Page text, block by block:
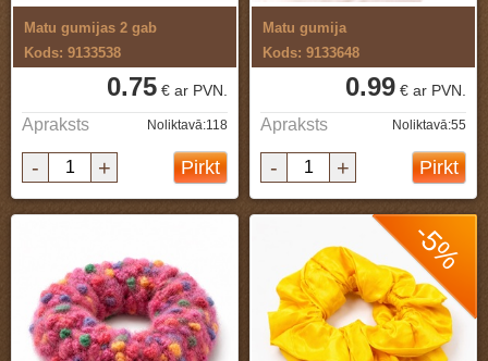
Matu gumijas 2 gab
Kods: 9133538
0.75 € ar PVN.
Apraksts Noliktavā:118
- + Pirkt
Matu gumija
Kods: 9133648
0.99 € ar PVN.
Apraksts Noliktavā:55
- + Pirkt
-5%